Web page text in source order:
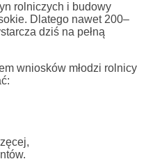
rolniczych i budowy
Dlatego nawet 200–
dziś na pełną
wniosków młodzi rolnicy